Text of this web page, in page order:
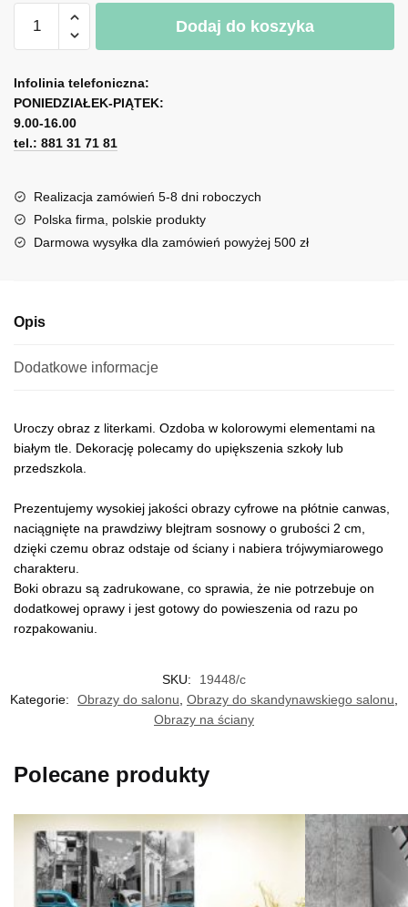
Obraz
kolorowymi
literami
Dodaj do koszyka
l
t
e
r
a
t
i
Infolinia telefoniczna:
PONIEDZIAŁEK-PIĄTEK:
9.00-16.00
tel.: 881 31 71 81
Realizacja zamówień 5-8 dni roboczych
Polska firma, polskie produkty
Darmowa wysyłka dla zamówień powyżej 500 zł
Opis
Dodatkowe informacje
Uroczy obraz z literkami. Ozdoba w kolorowymi elementami na
białym tle. Dekorację polecamy do upiększenia szkoły lub
przedszkola.
Prezentujemy wysokiej jakości obrazy cyfrowe na płótnie canwas,
naciągnięte na prawdziwy blejtram sosnowy o grubości 2 cm,
dzięki czemu obraz odstaje od ściany i nabiera trójwymiarowego
charakteru.
Boki obrazu są zadrukowane, co sprawia, że nie potrzebuje on
dodatkowej oprawy i jest gotowy do powieszenia od razu po
rozpakowaniu.
SKU:
19448/c
Kategorie:
Obrazy do salonu Obrazy do skandynawskiego salonu
Obrazy na ściany
Polecane produkty